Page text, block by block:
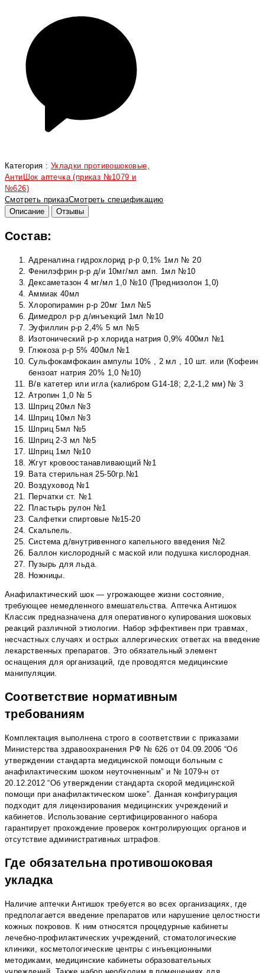
Категория : Укладки противошоковые,
АнтиШок аптечка (приказ №1079 и
№626)
Смотреть приказСмотреть спецификацию
Описание
Отзывы
Состав:
Адреналина гидрохлорид р-р 0,1% 1мл № 20
Фенилэфрин р-р д/и 10мг/мл амп. 1мл №10
Дексаметазон 4 мг/мл 1,0 №10 (Преднизолон 1,0)
Аммиак 40мл
Хлоропирамин р-р 20мг 1мл №5
Димедрол р-р д/инъекций 1мл №10
Эуфиллин р-р 2,4% 5 мл №5
Изотонический р-р хлорида натрия 0,9% 400мл №1
Глюкоза р-р 5% 400мл №1
Сульфокамфокаин ампулы 10% , 2 мл , 10 шт. или (Кофеин
бензоат натрия 20% 1,0 №10)
В/в катетер или игла (калибром G14-18; 2,2-1,2 мм) № 3
Атропин 1,0 № 5
Шприц 20мл №3
Шприц 10мл №3
Шприц 5мл №5
Шприц 2-3 мл №5
Шприц 1мл №10
Жгут кровоостанавливающий №1
Вата стерильная 25-50гр.№1
Воздуховод №1
Перчатки ст. №1
Пластырь рулон №1
Салфетки спиртовые №15-20
Скальпель.
Система д/внутривенного капельного введения №2
Баллон кислородный с маской или подушка кислородная.
Пузырь для льда.
Ножницы.
Анафилактический шок — угрожающее жизни состояние,
требующее немедленного вмешательства. Аптечка Антишок
Классик предназначена для оперативного купирования шоковых
реакций различной этиологии. Набор эффективен при травмах,
несчастных случаях и острых аллергических ответах на введение
лекарственных препаратов. Это обязательный элемент
оснащения для организаций, где проводятся медицинские
манипуляции.
Соответствие нормативным
требованиям
Комплектация выполнена строго в соответствии с приказами
Министерства здравоохранения РФ № 626 от 04.09.2006 “Об
утверждении стандарта медицинской помощи больным с
анафилактическим шоком неуточненным” и № 1079-н от
20.12.2012 “Об утверждении стандарта скорой медицинской
помощи при анафилактическом шоке”. Данная конфигурация
подходит для лицензирования медицинских учреждений и
кабинетов. Использование сертифицированного набора
гарантирует прохождение проверок контролирующих органов и
отсутствие административных штрафов.
Где обязательна противошоковая
укладка
Наличие аптечки Антишок требуется во всех организациях, где
предполагается введение препаратов или нарушение целостности
кожных покровов. К ним относятся процедурные кабинеты
лечебно-профилактических учреждений, стоматологические
клиники, косметологические центры с инъекционными
методиками, медицинские кабинеты образовательных